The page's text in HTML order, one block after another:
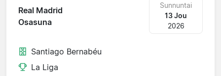
Real Madrid
Osasuna
Sunnuntai
13 Jou
2026
Santiago Bernabéu
La Liga